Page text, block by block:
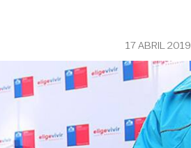
17 ABRIL 2019